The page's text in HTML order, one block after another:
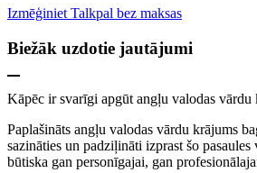
Izmēģiniet Talkpal bez maksas
Biežāk uzdotie jautājumi
Kāpēc ir svarīgi apgūt angļu valodas vārdu
Paplašināts angļu valodas vārdu krājums
sazināties un padziļināti izprast šo
būtiska gan personīgajai, gan